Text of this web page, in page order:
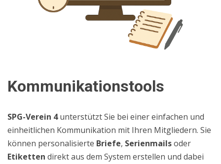
Kommunikationstools
SPG-Verein 4unterstützt Sie bei einer einfachen und
einheitlichen Kommunikation mit Ihren Mitgliedern. Sie
können personalisierte Briefe, Serienmailsoder
Etiketten direkt aus dem System erstellen und dabei